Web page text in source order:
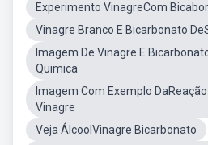
Experimento VinagreCom
Vinagre Branco E Bicarbonato
Imagem De Vinagre E
Quimica
Imagem Com Exemplo
Vinagre
Veja ÁlcoolVinagre Bicarbonato